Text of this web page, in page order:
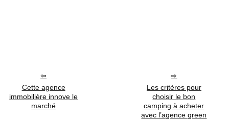
Cette agence
immobilière innove le
marché
Les critères pour
choisir le bon
camping à acheter
avec l’agence green